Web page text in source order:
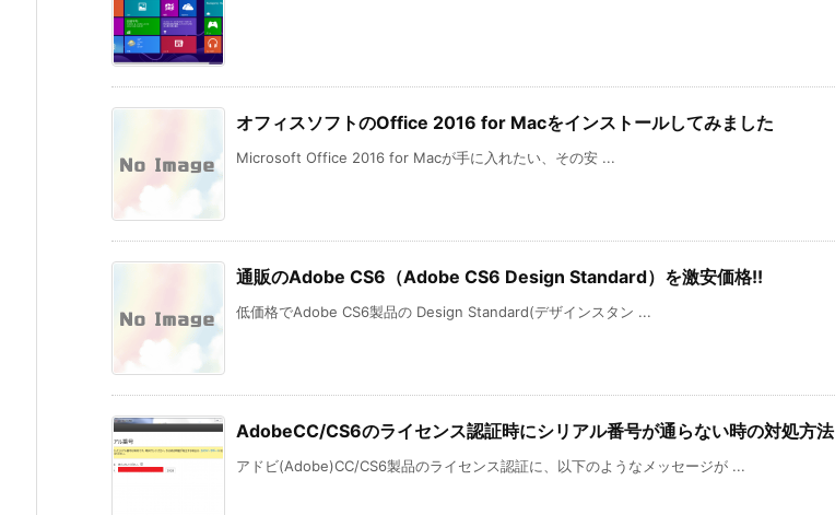
オフィスソフトのOffice 2016 for Macをインストールしてみました
Microsoft Office 2016 for Macが手に入れたい、その安 ...
通販のAdobe CS6（Adobe CS6 Design Standard）を激安価格!!
低価格でAdobe CS6製品の Design Standard(デザインスタン ...
AdobeCC/CS6のライセンス認証時にシリアル番号が通らない時の対処方法
アドビ(Adobe)CC/CS6製品のライセンス認証に、以下のようなメッセージが ...